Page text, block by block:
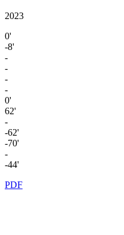
2023
0'
-8'
-
-
-
-
0'
62'
-
-62'
-70'
-
-44'
PDF